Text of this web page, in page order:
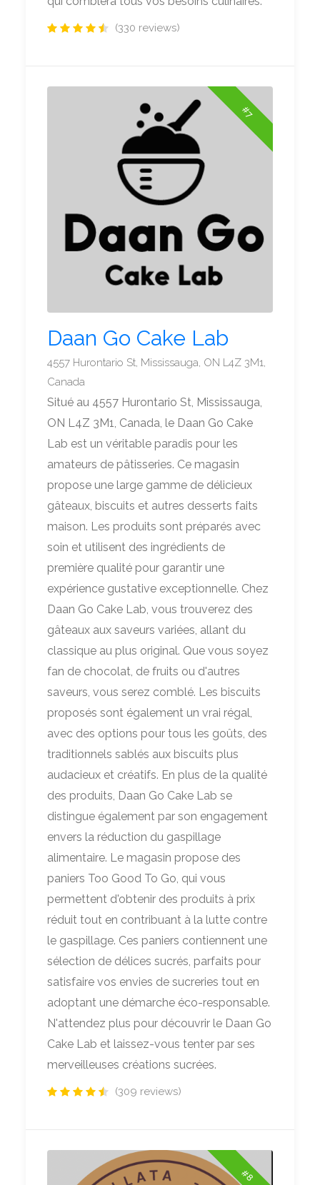
(330 reviews)
#7
Daan Go Cake Lab
4557 Hurontario St, Mississauga, ON L4Z 3M1,
Canada
Situé au 4557 Hurontario St, Mississauga,
ON L4Z 3M1, Canada, le Daan Go Cake
Lab est un véritable paradis pour les
amateurs de pâtisseries. Ce magasin
propose une large gamme de délicieux
gâteaux, biscuits et autres desserts faits
maison. Les produits sont préparés avec
soin et utilisent des ingrédients de
première qualité pour garantir une
expérience gustative exceptionnelle. Chez
Daan Go Cake Lab, vous trouverez des
gâteaux aux saveurs variées, allant du
classique au plus original. Que vous soyez
fan de chocolat, de fruits ou d'autres
saveurs, vous serez comblé. Les biscuits
proposés sont également un vrai régal,
avec des options pour tous les goûts, des
traditionnels sablés aux biscuits plus
audacieux et créatifs. En plus de la qualité
des produits, Daan Go Cake Lab se
distingue également par son engagement
envers la réduction du gaspillage
alimentaire. Le magasin propose des
paniers Too Good To Go, qui vous
permettent d'obtenir des produits à prix
réduit tout en contribuant à la lutte contre
le gaspillage. Ces paniers contiennent une
sélection de délices sucrés, parfaits pour
satisfaire vos envies de sucreries tout en
adoptant une démarche éco-responsable.
N'attendez plus pour découvrir le Daan Go
Cake Lab et laissez-vous tenter par ses
merveilleuses créations sucrées.
(309 reviews)
#8